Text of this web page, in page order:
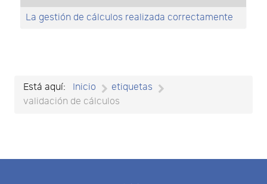
La gestión de cálculos realizada correctamente
Está aquí: Inicio
etiquetas
validación de cálculos